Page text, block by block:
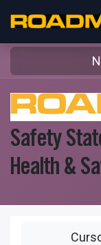
Safety
Health &